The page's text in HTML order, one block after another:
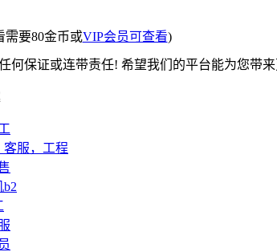
需要80金币或VIP会员可查看)
保证或连带责任! 希望我们的平台能为您带来
客服，工程